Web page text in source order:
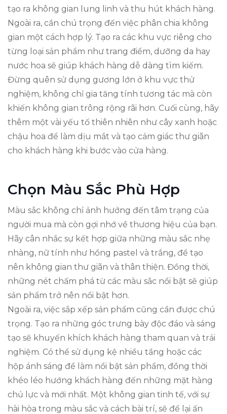
tạo ra không gian lung linh và thu hút khách hàng.
Ngoài ra, cần chú trọng đến việc phân chia không
gian một cách hợp lý. Tạo ra các khu vực riêng cho
từng loại sản phẩm như trang điểm, dưỡng da hay
nước hoa sẽ giúp khách hàng dễ dàng tìm kiếm.
Đừng quên sử dụng gương lớn ở khu vực thử
nghiệm, không chỉ gia tăng tính tương tác mà còn
khiến không gian trông rộng rãi hơn. Cuối cùng, hãy
thêm một vài yếu tố thiên nhiên như cây xanh hoặc
chậu hoa để làm dịu mắt và tạo cảm giác thư giãn
cho khách hàng khi bước vào cửa hàng.
Chọn Màu Sắc Phù Hợp
Màu sắc không chỉ ảnh hưởng đến tâm trạng của
người mua mà còn gợi nhớ về thương hiệu của bạn.
Hãy cân nhắc sự kết hợp giữa những màu sắc nhẹ
nhàng, nữ tính như hồng pastel và trắng, để tạo
nên không gian thư giãn và thân thiện. Đồng thời,
những nét chấm phá từ các màu sắc nổi bật sẽ giúp
sản phẩm trở nên nổi bật hơn.
Ngoài ra, việc sắp xếp sản phẩm cũng cần được chú
trọng. Tạo ra những góc trưng bày độc đáo và sáng
tạo sẽ khuyến khích khách hàng tham quan và trải
nghiệm. Có thể sử dụng kệ nhiều tầng hoặc các
hộp ánh sáng để làm nổi bật sản phẩm, đồng thời
khéo léo hướng khách hàng đến những mặt hàng
chủ lực và mới nhất. Một không gian tinh tế, với sự
hài hòa trong màu sắc và cách bài trí, sẽ để lại ấn